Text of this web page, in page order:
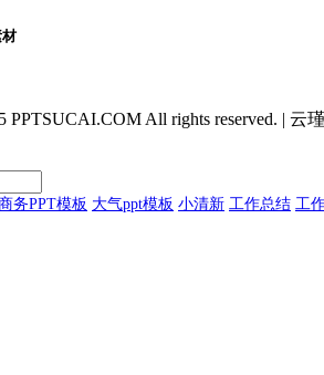
PPTSUCAI.COM All rights reserved. | 云
务PPT模板 大气ppt模板 小清新 工作总结 工